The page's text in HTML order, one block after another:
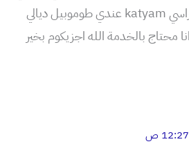
b اوعندي مستوى الدراسي katyam عندي طوموبيل ديالي
محتاج بالخدمة الله اجزيكوم بخير